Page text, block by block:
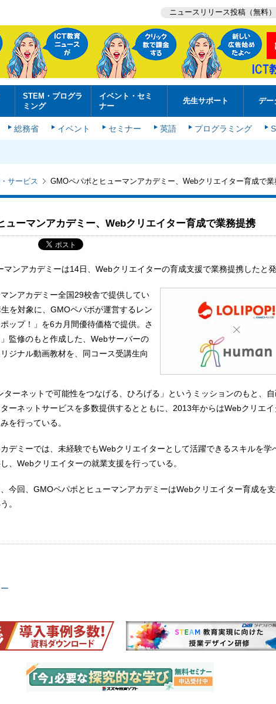
ニュースリリース投稿（無料）
STEM・プログラ
ミング
イベント・セミ
ナー
先生サポート デー
総務省 イベント セミナー 英語 プログラミング
サービス GMOペパボとヒューマンアカデミー、Webクリエイター育成で
ューマンアカデミー、Webクリエイター育成で業務提携
ンアカデミーは14日、Webクリエイターの育成支援で業務提携したと発
ンアカデミー全国29校舎で提供してい
を対象に、GMOペパボが運営するレン
ップ！」を6カ月間優待価格で提供。さ
監修のもと作成した、Webサーバーの
ジナル動画教材を、同コース受講生向
ターネットで可能性をつなげる、ひろげる」というミッションのもと、
ーネットサービスを多数提供するとともに、2013年からはWebクリエ
を行っている。
デミーでは、未経験でもWebクリエイターとして活躍できるスキルを学
、Webクリエイターの就業支援を行っている。
今回、GMOペパボとヒューマンアカデミーはWebクリエイター育成を
。